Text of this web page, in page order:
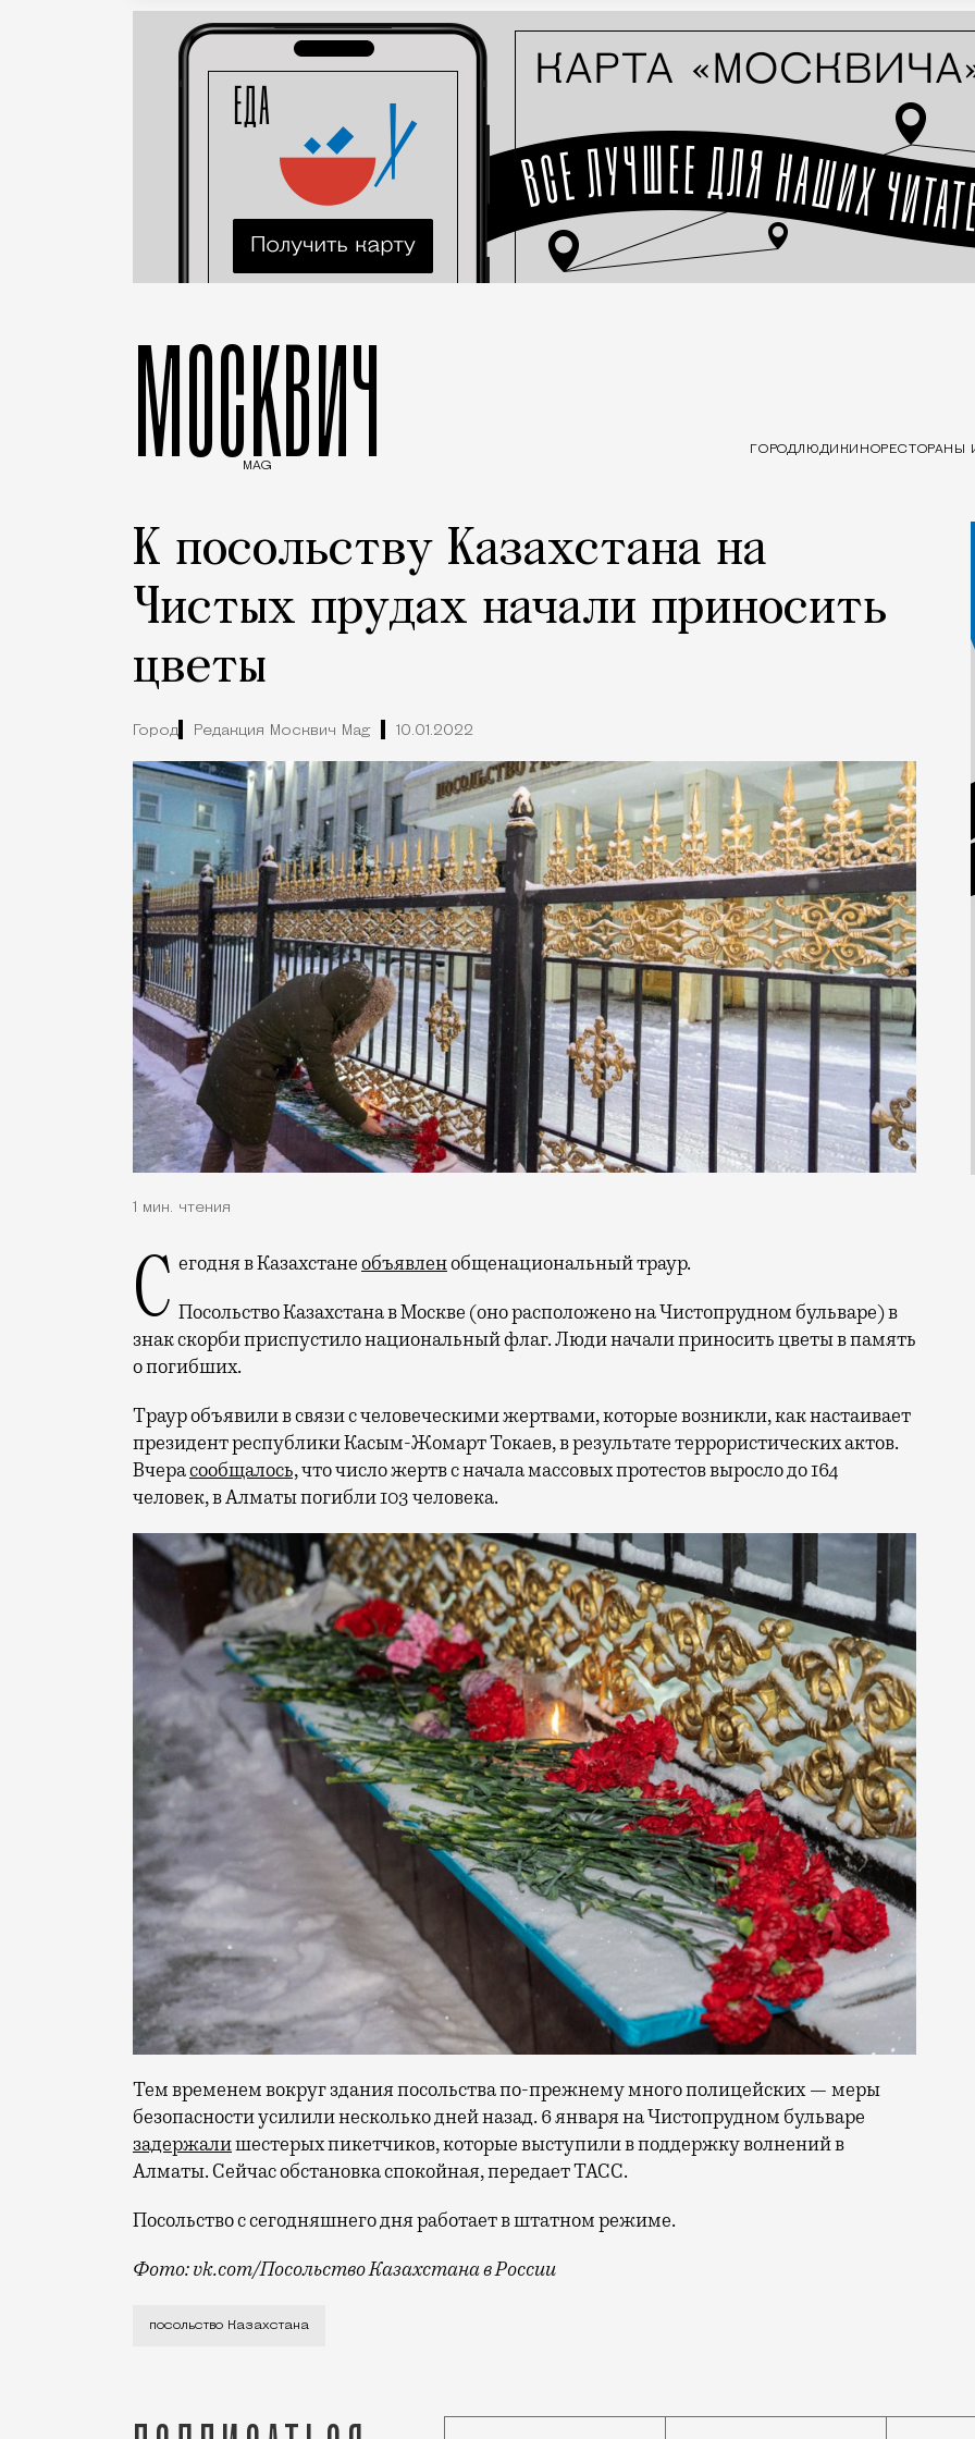
МОСКВИЧ
MAG
ГОРОДЛЮДИ КИНОРЕСТОРАНЫ
К посольству Казахстана на
Чистых прудах начали приносить
цветы
Город Редакция Москвич Mag 10.01.2022
1 мин. чтения
Сегодня в Казахстанеобъявленобщенациональный траур.
Посольство Казахстана в Москве (оно расположено на Чистопрудном бульваре) в
знак скорби приспустило национальный флаг. Люди начали приносить цветы в память
о погибших.
Траур объявили в связи с человеческими жертвами, которые возникли, как настаивает
президент республики Касым-Жомарт Токаев, в результате террористических актов.
Вчерасообщалось,что число жертв с начала массовых протестов выросло до 164
человек, в Алматы погибли 103 человека.
Тем временем вокруг здания посольства по-прежнему много полицейских — меры
безопасности усилили несколько дней назад. 6 января на Чистопрудном бульваре
задержалишестерых пикетчиков, которые выступили в поддержку волнений в
Алматы. Сейчас обстановка спокойная, передает ТАСС.
Посольство с сегодняшнего дня работает в штатном режиме.
Фото: vk.com/Посольство Казахстана в России
Сегодня в Казахстане объявлен общенациональный траур. Посольство Казахстана в
посольство Казахстана